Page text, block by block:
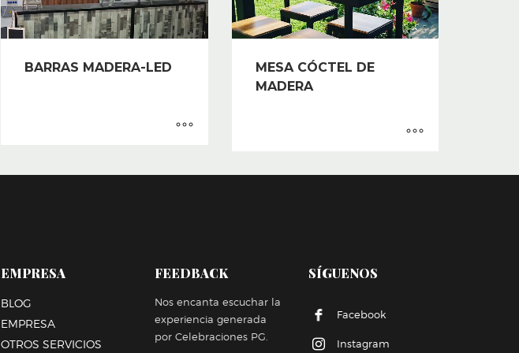
BARRAS MADERA-LED
MESA CÓCTEL DE
MADERA
EMPRESA
BLOG
EMPRESA
OTROS SERVICIOS
FEEDBACK
Nos encanta escuchar la
experiencia generada
por Celebraciones PG.
SÍGUENOS
Facebook
Instagram